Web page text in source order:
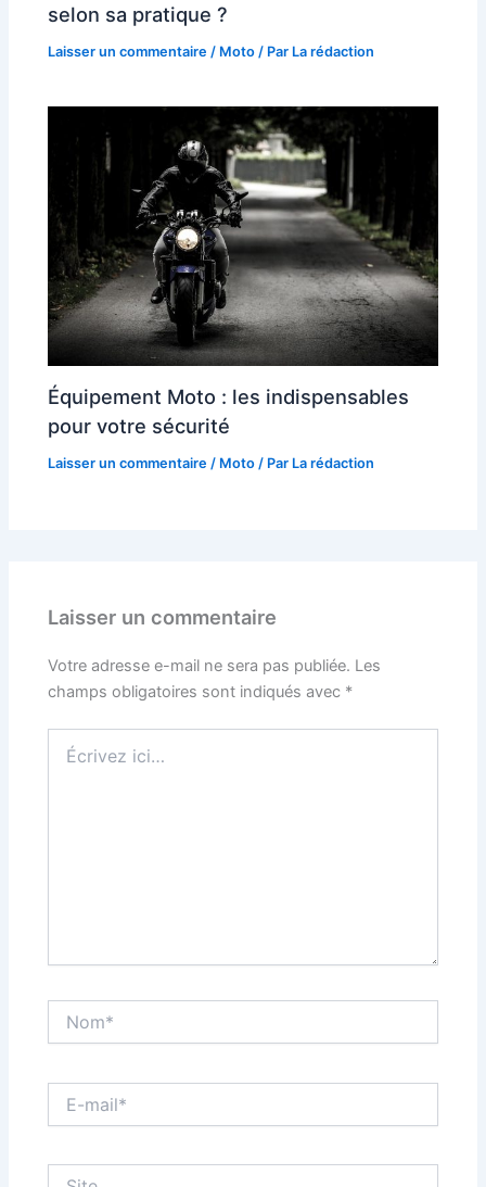
selon sa pratique ?
Laisser un commentaire / Moto / Par La rédaction
Équipement Moto : les indispensables
pour votre sécurité
Laisser un commentaire / Moto / Par La rédaction
Laisser un commentaire
Votre adresse e-mail ne sera pas publiée. Les
champs obligatoires sont indiqués avec *
ici…
mail*